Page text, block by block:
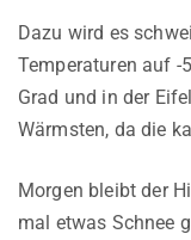
Dazu wird es
Temperaturen auf -
Grad und in der
Wärmsten, da die
Morgen bleibt der
mal etwas Schnee